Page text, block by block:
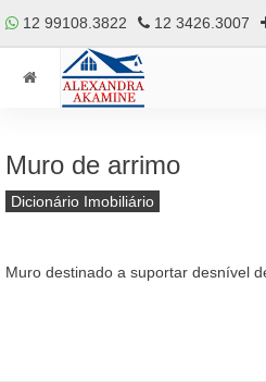
12 99108.3822 12 3426.3007
Muro de arrimo
Dicionário Imobiliário
Muro destinado a suportar desnível